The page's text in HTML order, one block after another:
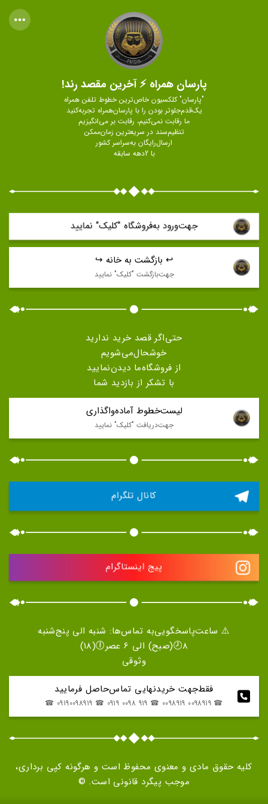
پارسان همراه ⚡ آخرین مقصد رند!
"پارسان" کلکسیون خاص‌ترین خطوط تلفن همراه
یک‌قدم‌جلوتر بودن را با پارسان‌همراه تجربه‌کنید
ما رقابت نمی‌کنیم، رقابت بر می‌انگیزیم
تنظیم‌سند در سریعترین زمان‌ممکن
ارسال‌رایگان به‌سراسر کشور
با 2دهه سابقه
جهت‌ورود به‌فروشگاه "كليک" نماييد
↩️ بازگشت به خانه ↪️
جهت‌بازگشت "كليک" نماييد
حتی‌اگر قصد خرید ندارید
خوشحال‌می‌شویم
از فروشگاه‌ما دیدن‌نمایید
با تشکر از بازدید شما
لیست‌خطوط آماده‌واگذاری
جهت‌دريافت "كليک" نماييد
کانال تلگرام
پیج اینستاگرام
⚠️ ساعت‌پاسخگویی‌به تماس‌ها: شنبه الی پنج‌شنبه
8🕗(صبح) الی 6 عصر🕕(18)
وثوقی
فقط‌جهت خریدنهایی تماس‌حاصل فرمایید
☎ 0098919 0098919 ☎ 919 0098 0919 ☎ 09190098919 ☎
کلیه حقوق مادی و معنوی محفوظ است و هرگونه کپی برداری،
موجب پیگرد قانونی است. ©